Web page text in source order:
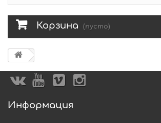
Корзина (пусто)
Информация